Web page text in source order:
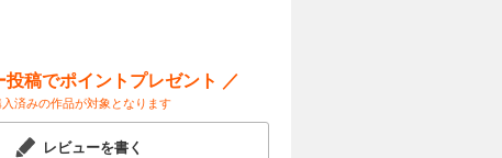
「校外活
ちもきた
カートに入れる
試し読み
投稿でポイントプレゼント ／
済みの作品が対象となります
レビューを書く